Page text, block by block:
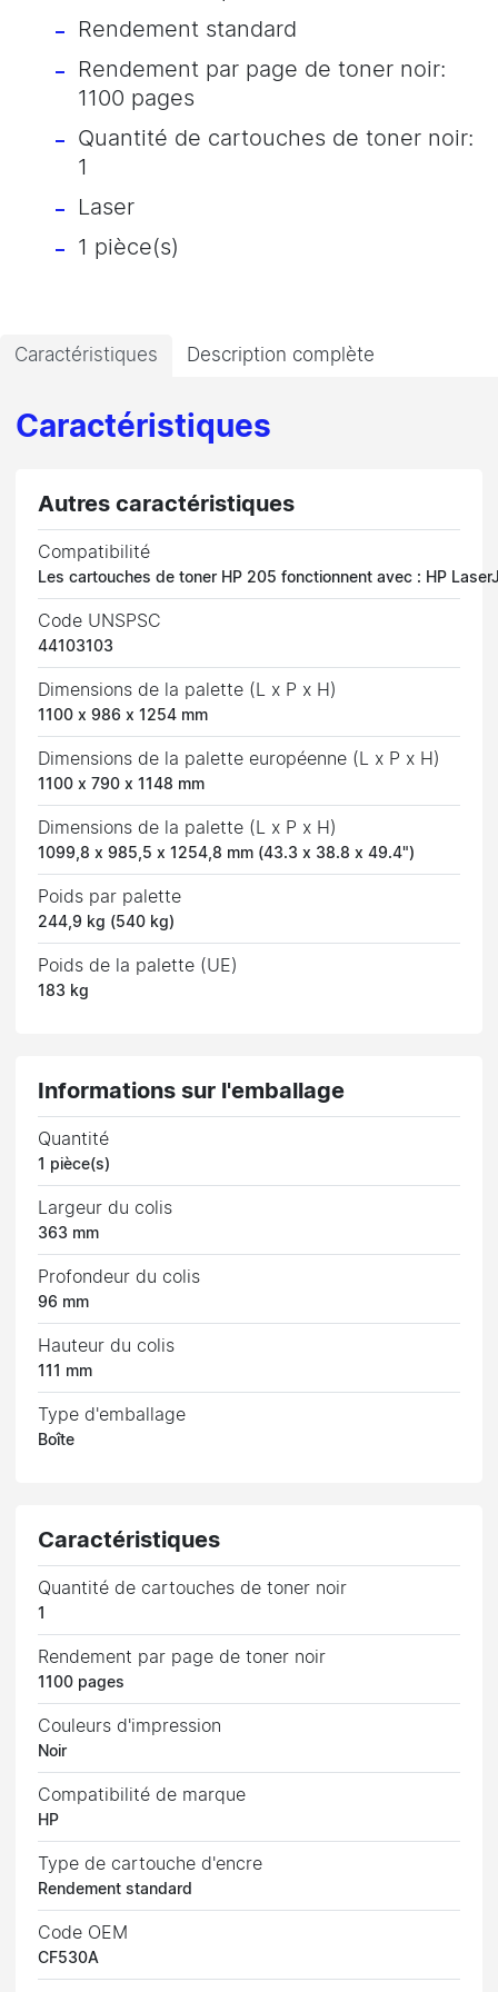
Rendement standard
Rendement par page de toner noir:
1100 pages
Quantité de cartouches de toner noir:
1
Laser
1 pièce(s)
Caractéristiques Description complète
Caractéristiques
Autres caractéristiques
Compatibilité
Les cartouches de toner HP 205 fonctionnent avec : HP
Code UNSPSC
44103103
Dimensions de la palette (L x P x H)
1100 x 986 x 1254 mm
Dimensions de la palette européenne (L x P x H)
1100 x 790 x 1148 mm
Dimensions de la palette (L x P x H)
1099,8 x 985,5 x 1254,8 mm (43.3 x 38.8 x 49.4")
Poids par palette
244,9 kg (540 kg)
Poids de la palette (UE)
183 kg
Informations sur l'emballage
Quantité
1 pièce(s)
Largeur du colis
363 mm
Profondeur du colis
96 mm
Hauteur du colis
111 mm
Type d'emballage
Boîte
Caractéristiques
Quantité de cartouches de toner noir
1
Rendement par page de toner noir
1100 pages
Couleurs d'impression
Noir
Compatibilité de marque
HP
Type de cartouche d'encre
Rendement standard
Code OEM
CF530A